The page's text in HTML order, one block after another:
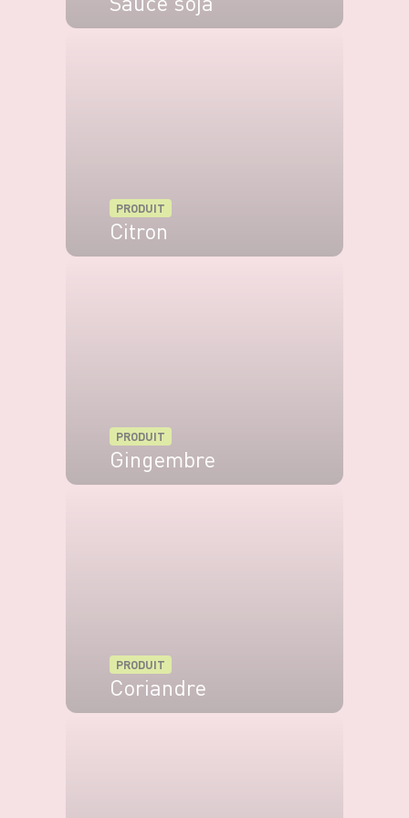
PRODUIT
Citron
PRODUIT
Gingembre
PRODUIT
Coriandre